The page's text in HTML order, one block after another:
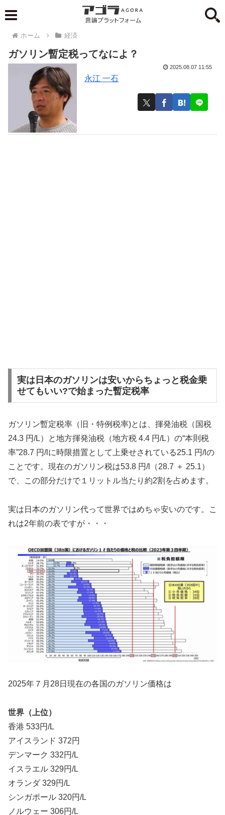
ホーム 経済
ガソリン暫定税ってなによ？
永江 一石
2025.08.07 11:55
実は日本のガソリンは安いからちょっと税金乗
せてもいい?で始まった暫定税率
ガソリン暫定税率（旧・特例税率)とは、揮発油税（国税
24.3 円/L）と地方揮発油税（地方税 4.4 円/L）の“本則税
率”28.7 円/lに時限措置として上乗せされている25.1 円/lの
ことです。現在のガソリン税は53.8 円/l（28.7 ＋ 25.1）
で、この部分だけで１リットル当たり約2割を占めます。
実は日本のガソリン代って世界ではめちゃ安いのです。こ
れは2年前の表ですが・・・
2025年７月28日現在の各国のガソリン価格は
世界（上位）
香港 533円/L
アイスランド 372円
デンマーク 332円/L
イスラエル 329円/L
オランダ 329円/L
シンガポール 320円/L
ノルウェー 306円/L